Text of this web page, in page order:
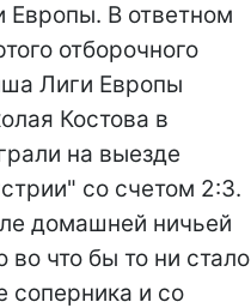
В ответном
отборочного
Лиги Европы
Костова в
на выезде
со счетом 2:3.
домашней ничьей
что бы то ни стало
соперника и со